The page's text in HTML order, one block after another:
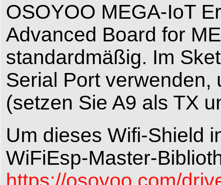
OSOYOO MEGA-IoT
Advanced Board for
standardmäßig. Im
Serial Port verwenden,
(setzen Sie A9 als TX
Um dieses Wifi-Shield
WiFiEsp-Master-